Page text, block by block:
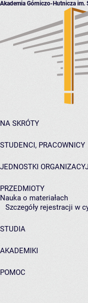
Akademia Górniczo-Hutnicza im.
NA SKRÓTY
STUDENCI, PRACOWNICY
JEDNOSTKI
PRZEDMIOTY
Nauka o materiałach
Szczegóły rejestracji w
STUDIA
AKADEMIKI
POMOC